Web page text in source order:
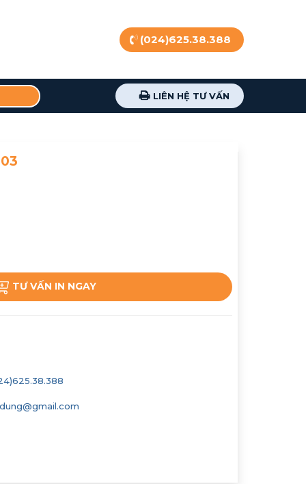
(024)625.38.388
LIÊN HỆ TƯ VẤN
TƯ VẤN IN NGAY